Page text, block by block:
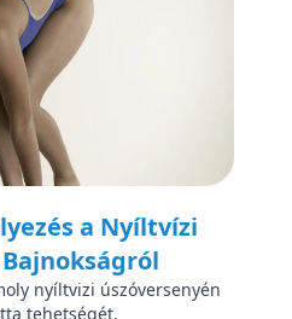
a Nyíltvízi
nyíltvizi úszóversenyén
tehetségét.